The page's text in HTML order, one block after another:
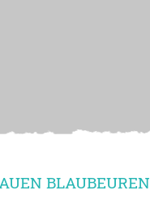
BLAUBEUREN